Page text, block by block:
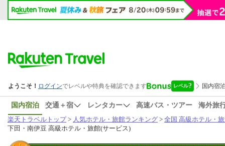
国内宿泊 交通＋宿 レンタカー 高速バス・ツアー
海外旅
楽天トラベルトップ> 人気ホテル・旅館ランキング > 全国 高級ホテル・
下田・南伊豆 高級ホテル・旅館(サービス)